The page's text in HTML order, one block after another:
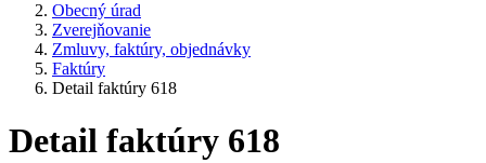
Obecný úrad
Zverejňovanie
Zmluvy, faktúry, objednávky
Faktúry
Detail faktúry 618
Detail faktúry 618